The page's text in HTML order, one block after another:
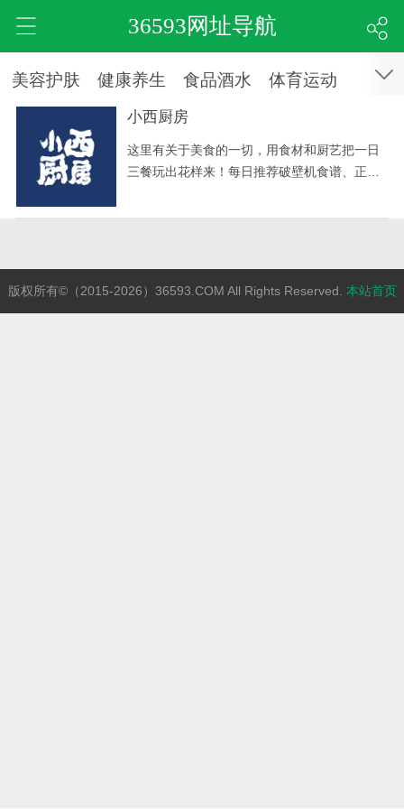
36593网址导航
美容护肤 健康养生 食品酒水 体育运动
小西厨房
这里有关于美食的一切，用食材和厨艺把一日
三餐玩出花样来！每日推荐破壁机食谱、正常
吃货~v
版权所有©（2015-2026）36593.COM All Rights Reserved. 本站首页